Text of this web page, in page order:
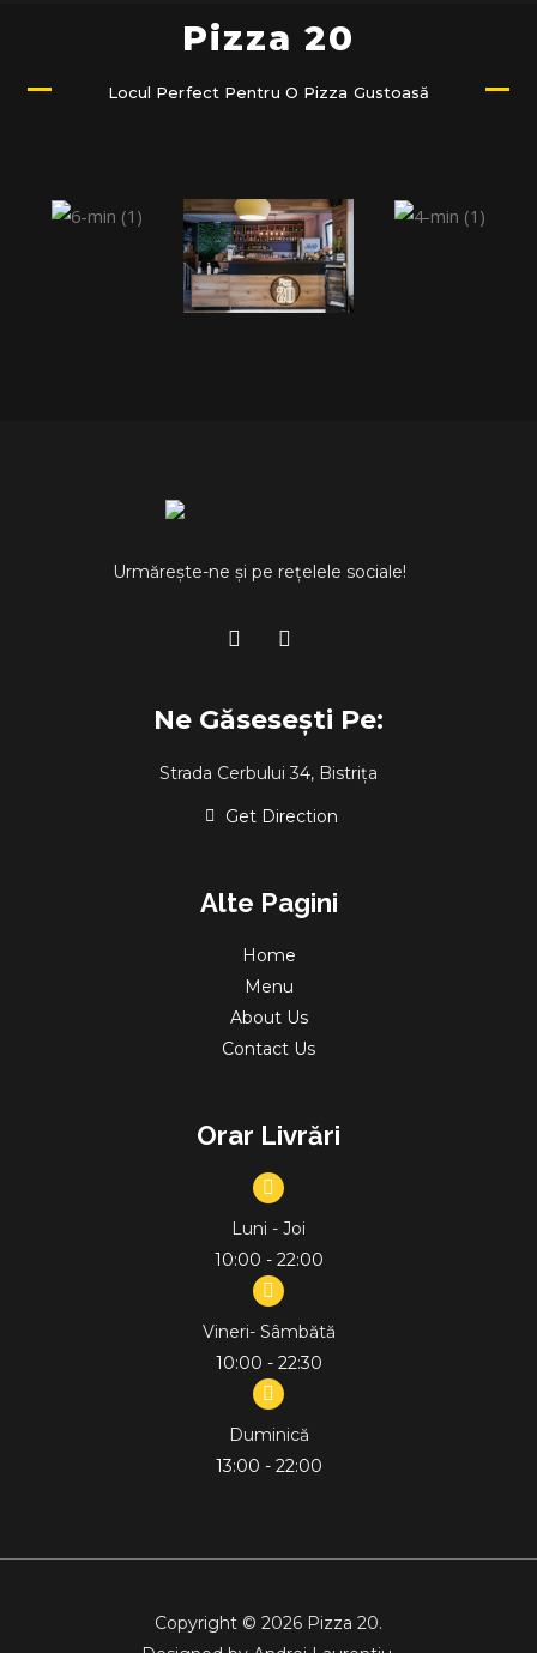
Pizza 20
Locul Perfect Pentru O Pizza Gustoasă
Urmărește-ne și pe rețelele sociale!
Ne Găsesești Pe:
Strada Cerbului 34, Bistrița
Get Direction
Alte Pagini
Home
Menu
About Us
Contact Us
Orar Livrări
Luni - Joi
10:00 - 22:00
Vineri- Sâmbătă
10:00 - 22:30
Duminică
13:00 - 22:00
Copyright © 2026 Pizza 20.